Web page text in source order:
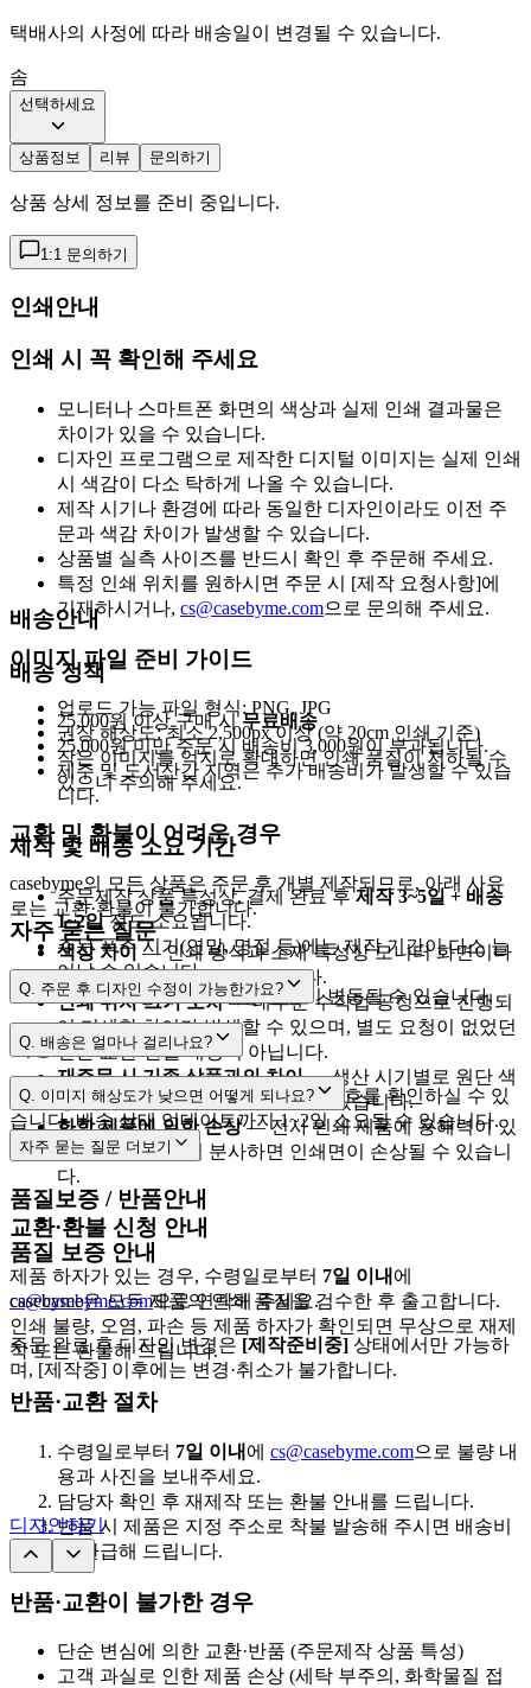
택배사의 사정에 따라 배송일이 변경될 수 있습니다.
솜
선택하세요
상품정보 리뷰 문의하기
상품 상세 정보를 준비 중입니다.
1:1 문의하기
인쇄안내
인쇄 시 꼭 확인해 주세요
모니터나 스마트폰 화면의 색상과 실제 인쇄 결과물은
차이가 있을 수 있습니다.
디자인 프로그램으로 제작한 디지털 이미지는 실제 인쇄
시 색감이 다소 탁하게 나올 수 있습니다.
제작 시기나 환경에 따라 동일한 디자인이라도 이전 주
문과 색감 차이가 발생할 수 있습니다.
상품별 실측 사이즈를 반드시 확인 후 주문해 주세요.
특정 인쇄 위치를 원하시면 주문 시 [제작 요청사항]에
기재하시거나, cs@casebyme.com으로 문의해 주세요.
이미지 파일 준비 가이드
업로드 가능 파일 형식: PNG, JPG
권장 해상도: 최소 2,500px 이상 (약 20cm 인쇄 기준)
작은 이미지를 억지로 확대하면 인쇄 품질이 저하될 수
있으니 주의해 주세요.
교환 및 환불이 어려운 경우
casebyme의 모든 상품은 주문 후 개별 제작되므로, 아래 사유
로는 교환·환불이 불가합니다.
색상 차이 — 인쇄 방식과 소재 특성상 모니터 화면이나
출력물과 차이가 날 수 있습니다.
인쇄 위치·크기 오차— 대부분 수작업 공정으로 진행되
어 미세한 차이가 발생할 수 있으며, 별도 요청이 없었던
건은 교환·환불 대상이 아닙니다.
재주문 시 기존 상품과의 차이— 생산 시기별로 원단 색
상·사이즈에 소폭 차이가 있을 수 있습니다.
화학 제품에 의한 손상— 전사 인쇄 제품에 용해력이 있
는 향수 등을 직접 분사하면 인쇄면이 손상될 수 있습니
다.
교환·환불 신청 안내
제품 하자가 있는 경우, 수령일로부터 7일 이내 에
cs@casebyme.com으로 연락해 주세요.
주문 완료 후 디자인 변경은 [제작준비중] 상태에서만 가능하
며, [제작중] 이후에는 변경·취소가 불가합니다.
배송안내
배송 정책
25,000원 이상 구매 시무료배송
25,000원 미만 주문 시 배송비 3,000원이 부과됩니다.
제주 및 도서산간 지역은 추가 배송비가 발생할 수 있습
니다.
제작 및 배송 소요 기간
주문제작 상품 특성상, 결제 완료 후제작 3~5일 + 배송
1~2일정도 소요됩니다.
주문 폭주 시기(연말, 명절 등)에는 제작 기간이 다소 늘
어날 수 있습니다.
택배사 사정에 따라 배송 일정이 변동될 수 있습니다.
배송 조회
[마이페이지 → 주문내역]에서 운송장 번호를 확인하실 수 있
습니다. 배송 상태 업데이트까지 1~2일 소요될 수 있습니다.
자주 묻는 질문
Q. 주문 후 디자인 수정이 가능한가요?
[제작준비중]
cs@casebyme.com
Q. 배송은 얼마나 걸리나요?
3~5영업일 1~2영업일
Q. 이미지 해상도가 낮으면 어떻게 되나요?
2,500px 이상
자주 묻는 질문 더보기
품질보증 / 반품안내
품질 보증 안내
casebyme은 모든 제품의 인쇄 품질을 검수한 후 출고합니다.
인쇄 불량, 오염, 파손 등 제품 하자가 확인되면 무상으로 재제
작 또는 환불해 드립니다.
반품·교환 절차
수령일로부터 7일 이내 에 cs@casebyme.com으로 불량 내
용과 사진을 보내주세요.
담당자 확인 후 재제작 또는 환불 안내를 드립니다.
반품 시 제품은 지정 주소로 착불 발송해 주시면 배송비
를 환급해 드립니다.
반품·교환이 불가한 경우
단순 변심에 의한 교환·반품 (주문제작 상품 특성)
고객 과실로 인한 제품 손상 (세탁 부주의, 화학물질 접
디자인하기